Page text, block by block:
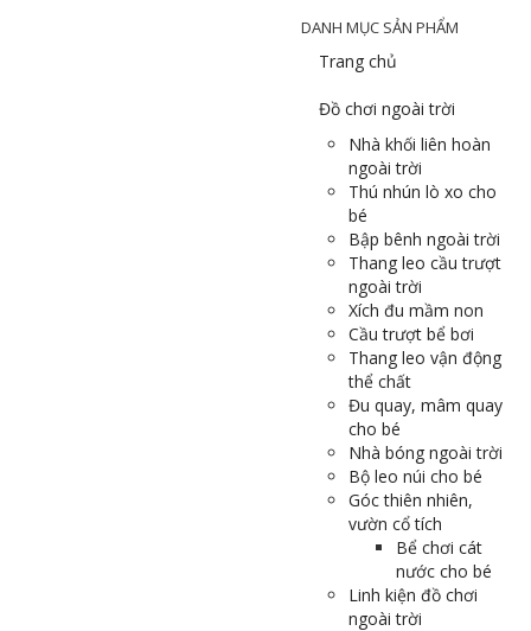
DANH MỤC SẢN PHẨM
Trang chủ
Đồ chơi ngoài trời
Nhà khối liên hoàn
ngoài trời
Thú nhún lò xo cho
bé
Bập bênh ngoài trời
Thang leo cầu trượt
ngoài trời
Xích đu mầm non
Cầu trượt bể bơi
Thang leo vận động
thể chất
Đu quay, mâm quay
cho bé
Nhà bóng ngoài trời
Bộ leo núi cho bé
Góc thiên nhiên,
vườn cổ tích
Bể chơi cát
nước cho bé
Linh kiện đồ chơi
ngoài trời